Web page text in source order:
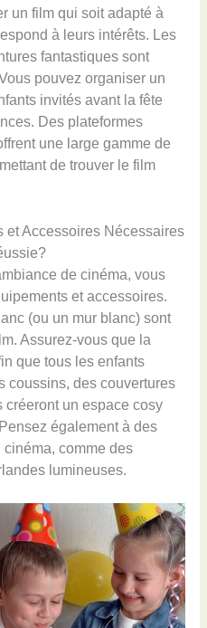
un film qui soit adapté à
à leurs intérêts. Les
fantastiques sont
pouvez organiser un
invités avant la fête
Des plateformes
une large gamme de
de trouver le film
et Accessoires Nécessaires
de cinéma, vous
et accessoires.
(ou un mur blanc) sont
Assurez-vous que la
que tous les enfants
coussins, des couvertures
créeront un espace cosy
également à des
comme des
lumineuses.